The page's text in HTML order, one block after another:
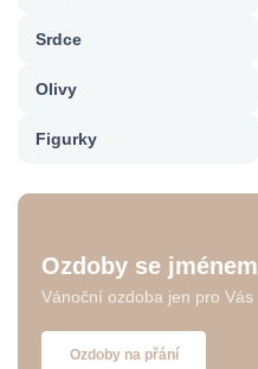
Srdce
Olivy
Figurky
Ozdoby se jménem
Vánoční ozdoba jen pro Vás
Ozdoby na přání